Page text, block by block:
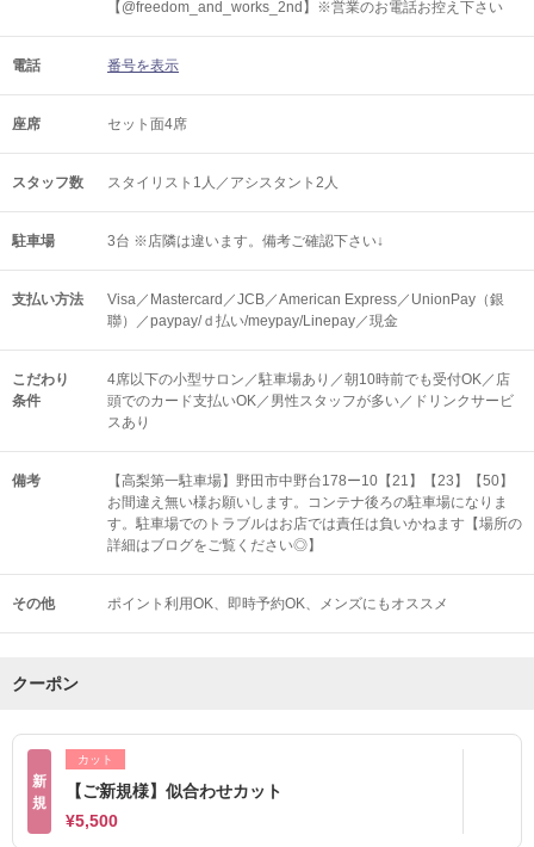
【@freedom_and_works_2nd】※営業のお電話お控え下さい
電話 番号を表示
座席 セット面4席
スタッフ数 スタイリスト1人／アシスタント2人
駐車場 3台 ※店隣は違います。備考ご確認下さい↓
支払い方法
Visa／Mastercard／JCB／American Express／UnionPay（銀
聯）／paypay/ｄ払い/meypay/Linepay／現金
こだわり
条件
4席以下の小型サロン／駐車場あり／朝10時前でも受付OK／店
頭でのカード支払いOK／男性スタッフが多い／ドリンクサービ
スあり
備考
【高梨第一駐車場】野田市中野台178ー10【21】【23】【50】
お間違え無い様お願いします。コンテナ後ろの駐車場になりま
す。駐車場でのトラブルはお店では責任は負いかねます【場所の
詳細はブログをご覧ください◎】
その他 ポイント利用OK 即時予約OK メンズにもオススメ
クーポン
新
規
カット
【ご新規様】似合わせカット
¥5,500